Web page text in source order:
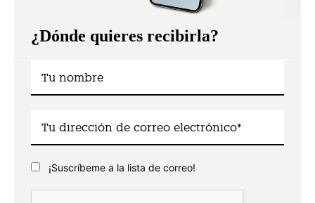
¿Dónde quieres recibirla?
¡Suscríbeme a la lista de correo!